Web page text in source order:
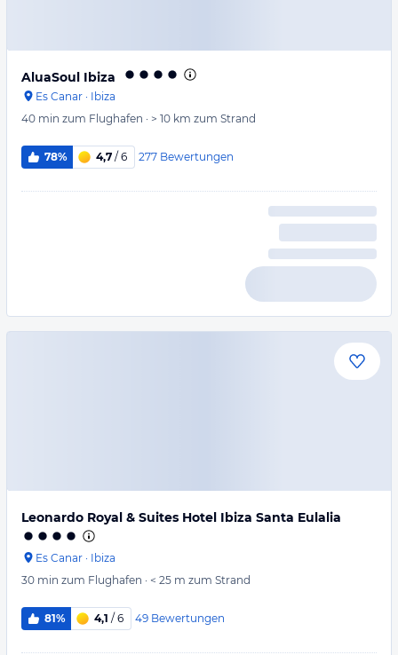
AluaSoul Ibiza
Es Canar · Ibiza
40 min zum Flughafen · > 10 km zum Strand
78% 4,7 / 6 277 Bewertungen
Leonardo Royal & Suites Hotel Ibiza Santa Eulalia
Es Canar · Ibiza
30 min zum Flughafen · < 25 m zum Strand
81% 4,1 / 6 49 Bewertungen